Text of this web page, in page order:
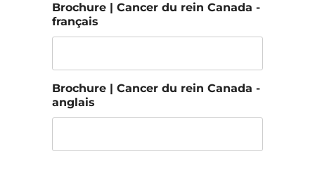
Brochure | Cancer du rein Canada -
français
Brochure | Cancer du rein Canada -
anglais